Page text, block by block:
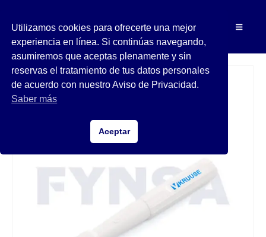
Utilizamos cookies para ofrecerte una mejor
experiencia en línea. Si continúas navegando,
asumiremos que aceptas plenamente y sin
reservas el tratamiento de tus datos personales
de acuerdo con nuestro Aviso de Privacidad.
Saber más
Aceptar